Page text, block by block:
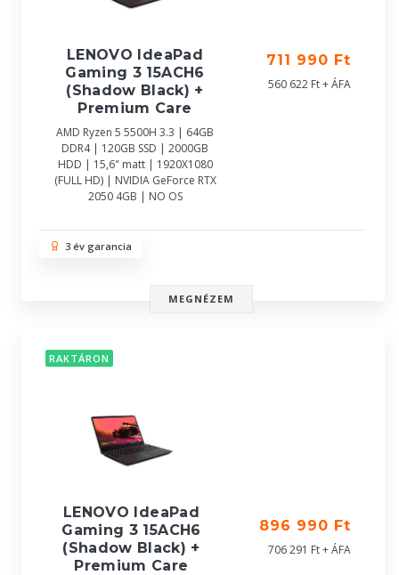
LENOVO IdeaPad
Gaming 3 15ACH6
(Shadow Black) +
Premium Care
AMD Ryzen 5 5500H 3.3 | 64GB
DDR4 | 120GB SSD | 2000GB
HDD | 15,6" matt | 1920X1080
(FULL HD) | NVIDIA GeForce RTX
2050 4GB | NO OS
711 990 Ft
560 622 Ft + ÁFA
3 év garancia
MEGNÉZEM
RAKTÁRON
LENOVO IdeaPad
Gaming 3 15ACH6
(Shadow Black) +
Premium Care
896 990 Ft
706 291 Ft + ÁFA